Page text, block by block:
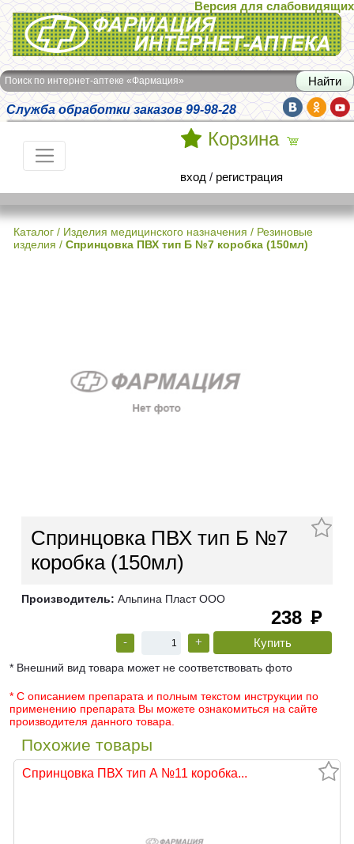
Интернет-аптека Фармация
Версия для слабовидящих
Поиск по интернет-аптеке «Фармация»
Служба обработки заказов 99-98-28
Корзина
вход / регистрация
Каталог / Изделия медицинского назначения / Резиновые
изделия / Спринцовка ПВХ тип Б №7 коробка (150мл)
Спринцовка ПВХ тип Б №7
коробка (150мл)
Производитель: Альпина Пласт ООО
238 руб
- +
* Внешний вид товара может не соответствовать фото
* С описанием препарата и полным текстом инструкции по
применению препарата Вы можете ознакомиться на сайте
производителя данного товара.
Похожие товары
Спринцовка ПВХ тип А №11 коробка...